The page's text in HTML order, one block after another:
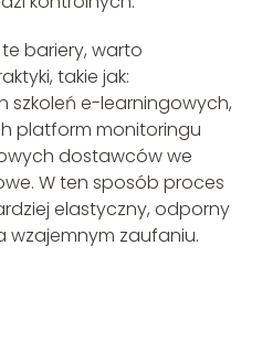
bariery, warto
takie jak:
szkoleń e-learningowych,
platform monitoringu
dostawców we
W ten sposób proces
elastyczny, odporny
wzajemnym zaufaniu.